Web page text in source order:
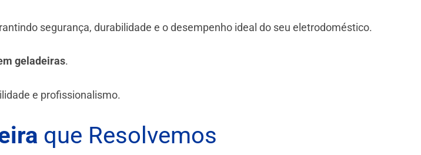
segurança, durabilidade e o desempenho ideal do seu eletrodoméstico.
geladeiras.
e profissionalismo.
que Resolvemos